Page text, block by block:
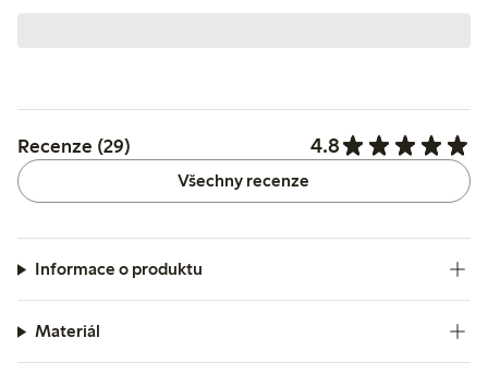
Recenze (29) 4.8
Všechny recenze
Informace o produktu
Materiál